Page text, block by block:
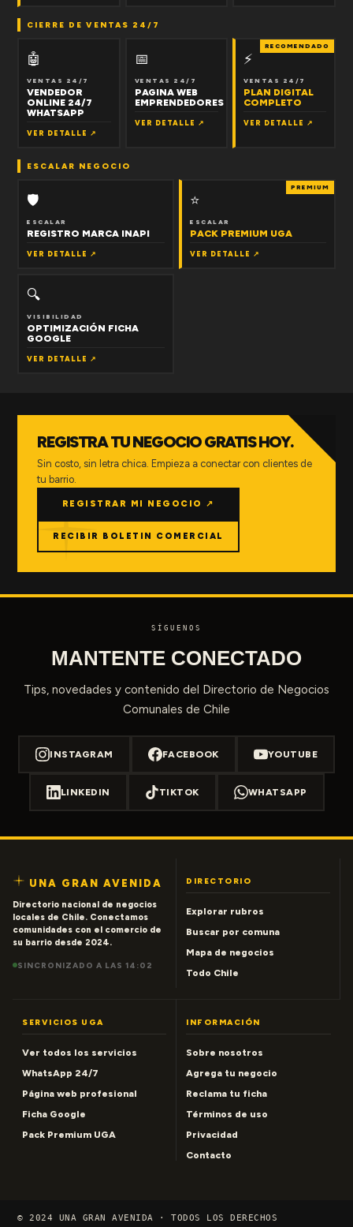
CIERRE DE VENTAS 24/7
🤖
VENTAS 24/7
VENDEDOR
ONLINE 24/7
WHATSAPP
VER DETALLE ↗
📅
VENTAS 24/7
PAGINA WEB
EMPRENDEDORES
VER DETALLE ↗
RECOMENDADO
⚡
VENTAS 24/7
PLAN DIGITAL
COMPLETO
VER DETALLE ↗
ESCALAR NEGOCIO
🛡
ESCALAR
REGISTRO MARCA INAPI
VER DETALLE ↗
PREMIUM
⭐
ESCALAR
PACK PREMIUM UGA
VER DETALLE ↗
🔍
VISIBILIDAD
OPTIMIZACIÓN FICHA
GOOGLE
VER DETALLE ↗
REGISTRA TU NEGOCIO GRATIS HOY.
Sin costo, sin letra chica. Empieza a conectar con clientes de
tu barrio.
REGISTRAR MI NEGOCIO ↗
RECIBIR BOLETIN COMERCIAL
SÍGUENOS
MANTENTE CONECTADO
Tips, novedades y contenido del Directorio de Negocios
Comunales de Chile
INSTAGRAM FACEBOOK YOUTUBE
LINKEDIN TIKTOK WHATSAPP
UNA GRAN AVENIDA
Directorio nacional de negocios
locales de Chile. Conectamos
comunidades con el comercio de
su barrio desde 2024.
SINCRONIZADO A LAS 14:02
DIRECTORIO
Explorar rubros
Buscar por comuna
Mapa de negocios
Todo Chile
SERVICIOS UGA
Ver todos los servicios
WhatsApp 24/7
Página web profesional
Ficha Google
Pack Premium UGA
INFORMACIÓN
Sobre nosotros
Agrega tu negocio
Reclama tu ficha
Términos de uso
Privacidad
Contacto
© 2024 UNA GRAN AVENIDA · TODOS LOS DERECHOS